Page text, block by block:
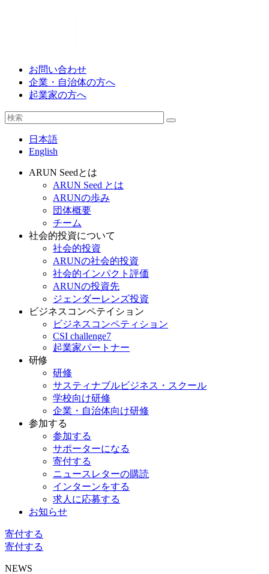
お問い合わせ
企業・自治体の方へ
起業家の方へ
日本語
English
ARUN Seedとは
ARUN Seed とは
ARUNの歩み
団体概要
チーム
社会的投資について
社会的投資
ARUNの社会的投資
社会的インパクト評価
ARUNの投資先
ジェンダーレンズ投資
ビジネスコンペテイション
ビジネスコンペティション
CSI challenge7
起業家パートナー
研修
研修
サスティナブルビジネス・スクール
学校向け研修
企業・自治体向け研修
参加する
参加する
サポーターになる
寄付する
ニュースレターの購読
インターンをする
求人に応募する
お知らせ
寄付する
寄付する
NEWS